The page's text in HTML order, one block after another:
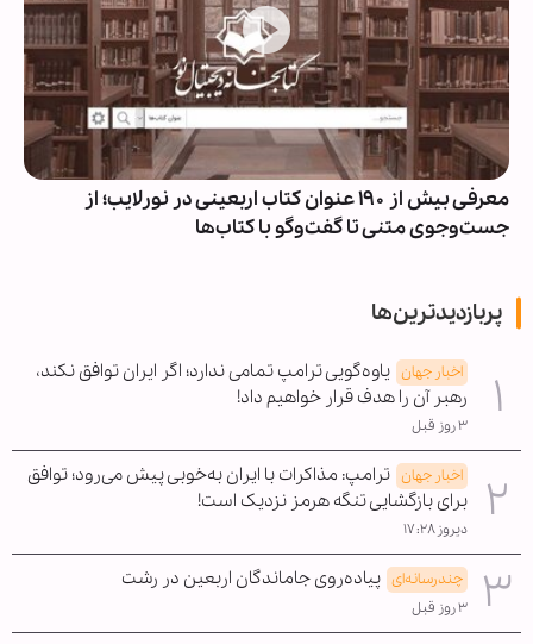
معرفی بیش از ۱۹۰ عنوان کتاب اربعینی در نورلایب؛ از
جست‌وجوی متنی تا گفت‌وگو با کتاب‌ها
پربازدیدترین‌ها
اخبار جهان یاوه‌گویی ترامپ تمامی ندارد؛ اگر ایران توافق نکند،
رهبر آن را هدف قرار خواهیم داد!
۳ روز قبل
اخبار جهان ترامپ: مذاکرات با ایران به‌خوبی پیش می‌رود؛ توافق
برای بازگشایی تنگه هرمز نزدیک است!
دیروز ۱۷:۲۸
چندرسانه‌ای پیاده‌روی جاماندگان اربعین در رشت
۳ روز قبل